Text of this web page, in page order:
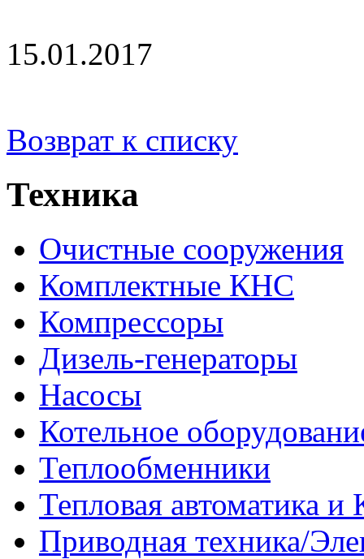
15.01.2017
Возврат к списку
Техника
Очистные сооружения
Комплектные КНС
Компрессоры
Дизель-генераторы
Насосы
Котельное
Теплообменники
Тепловая автоматика
Приводная техника/